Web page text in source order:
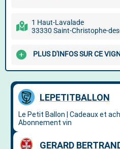
1 Haut-Lavalade
33330 Saint-Christophe-
PLUS D'INFOS SUR CE